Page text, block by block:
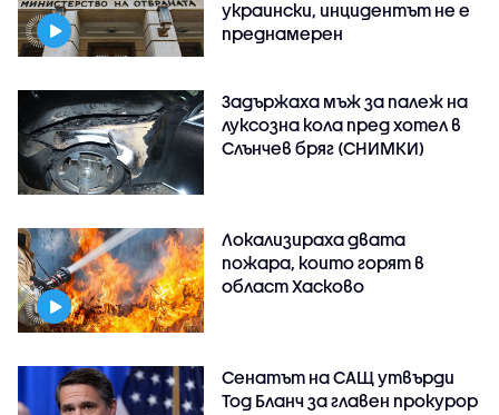
украински, инцидентът не е
преднамерен
Задържаха мъж за палеж на
луксозна кола пред хотел в
Слънчев бряг (СНИМКИ)
Локализираха двата
пожара, които горят в
област Хасково
Сенатът на САЩ утвърди
Тод Бланч за главен прокурор